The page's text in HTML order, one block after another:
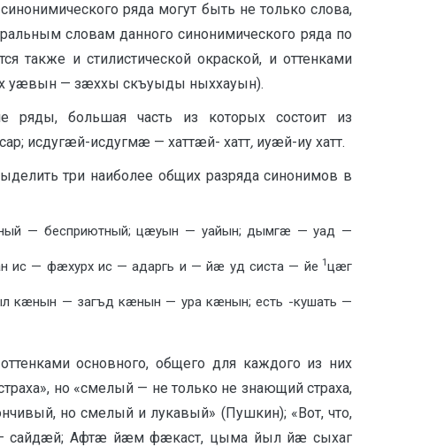
ряда могут быть не только слова,
словам данного синонимического ряда по
также и стилистической окраской, и оттенками
уæвын — зæххы скъуыды ныххауын).
ряды, большая часть из которых состоит из
исдугæй-исдугмæ — хаттæй- хатт, иуæй-иу хатт.
три наиболее общих разряда синонимов в
— бесприютный; цæуын — уайын; дымгæ — уад —
ис — фæхурх ис — адаргь и — йæ уд систа — йе 1цæг
кæнын — загъд кæнын — ура кæнын; есть -кушать —
основного, общего для каждого из них
но «смелый — не только не знающий страха,
но смелый и лукавый» (Пушкин); «Вот, что,
— сайдæй; Афтæ йæм фæкаст, цыма йыл йæ сыхаг